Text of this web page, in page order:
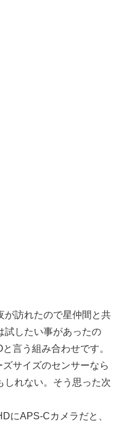
が訪れたので星仲間と共
試したい事があったの
言う組み合わせです。
サイズのセンサーなら
しれない。そう思った次
にAPS-Cカメラだと、